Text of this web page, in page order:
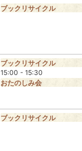
ブックリサイクル
ブックリサイクル
15:00 - 15:30
おたのしみ会
ブックリサイクル